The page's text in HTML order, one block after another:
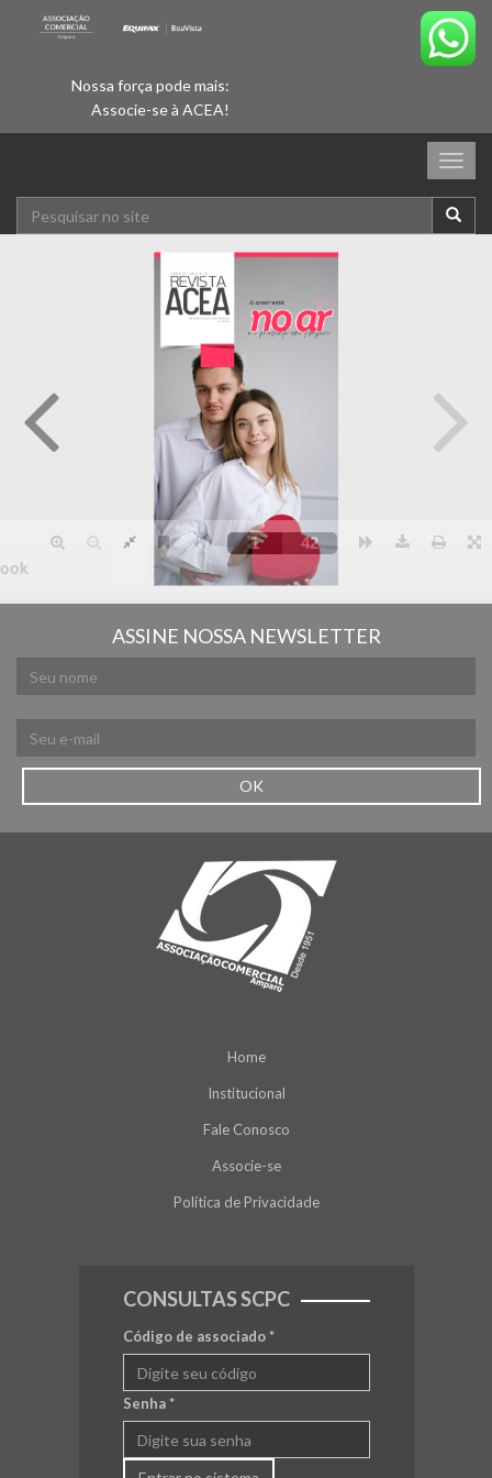
Nossa força pode mais:
Associe-se à ACEA!
ASSINE NOSSA NEWSLETTER
OK
Home
Institucional
Fale Conosco
Associe-se
Política de Privacidade
CONSULTAS SCPC
Código de associado*
Senha*